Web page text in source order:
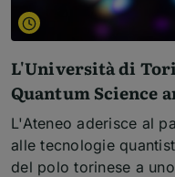
L'Università di
Quantum Science
L'Ateneo aderisce al
alle tecnologie
del polo torinese a